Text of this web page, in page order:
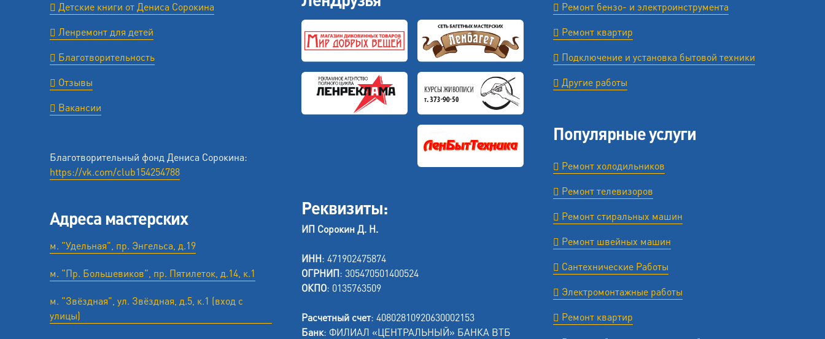
Детские книги от Дениса Сорокина
Ленремонт для детей
Благотворительность
Отзывы
Вакансии
Благотворительный фонд Дениса Сорокина:
https://vk.com/club154254788
Адреса мастерских
м. "Удельная", пр. Энгельса, д.19
м. "Пр. Большевиков", пр. Пятилеток, д.14, к.1
м. "Звёздная", ул. Звёздная, д.5, к.1 (вход с
улицы)
Реквизиты:
ИП Сорокин Д. Н.
ИНН: 471902475874
ОГРНИП: 305470501400524
ОКПО: 0135763509
Расчетный счет: 40802810920630002153
Банк: ФИЛИАЛ «ЦЕНТРАЛЬНЫЙ» БАНКА ВТБ
Ремонт бензо- и электроинструмента
Ремонт квартир
Подключение и установка бытовой техники
Другие работы
Популярные услуги
Ремонт холодильников
Ремонт телевизоров
Ремонт стиральных машин
Ремонт швейных машин
Сантехнические Работы
Электромонтажные работы
Ремонт квартир